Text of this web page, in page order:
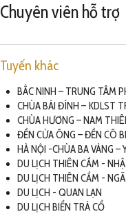
Chuyên viên hỗ trợ
Tuyến khác
BẮC NINH – TRUNG TÂM
CHÙA BÁI ĐÍNH – KDLST
CHÙA HƯƠNG – NAM
ĐỀN CỬA ÔNG – ĐỀN CÔ
HÀ NỘI -CHÙA BA VÀNG –
DU LỊCH THIÊN CẦM -
DU LỊCH THIÊN CẦM -
DU LỊCH - QUAN LẠN
DU LỊCH BIỂN TRÀ CỔ